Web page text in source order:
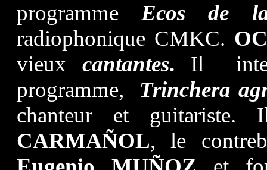
programme Ecos de
radiophonique CMKC.
vieux cantantes. Il
programme, Trinchera
chanteur et
CARMAÑOL, le